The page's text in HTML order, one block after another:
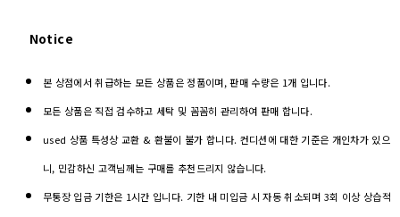
Notice
본 상점에서 취급하는 모든 상품은 정품이며, 판매 수량은 1개 입니다.
모든 상품은 직접 검수하고 세탁 및 꼼꼼히 관리하여 판매 합니다.
used 상품 특성상 교환 & 환불이 불가 합니다. 컨디션에 대한 기준은 개인차가 있으
니, 민감하신 고객님께는 구매를 추천드리지 않습니다.
무통장 입금 기한은 1시간 입니다. 기한 내 미입금 시 자동 취소되며 3회 이상 상습적